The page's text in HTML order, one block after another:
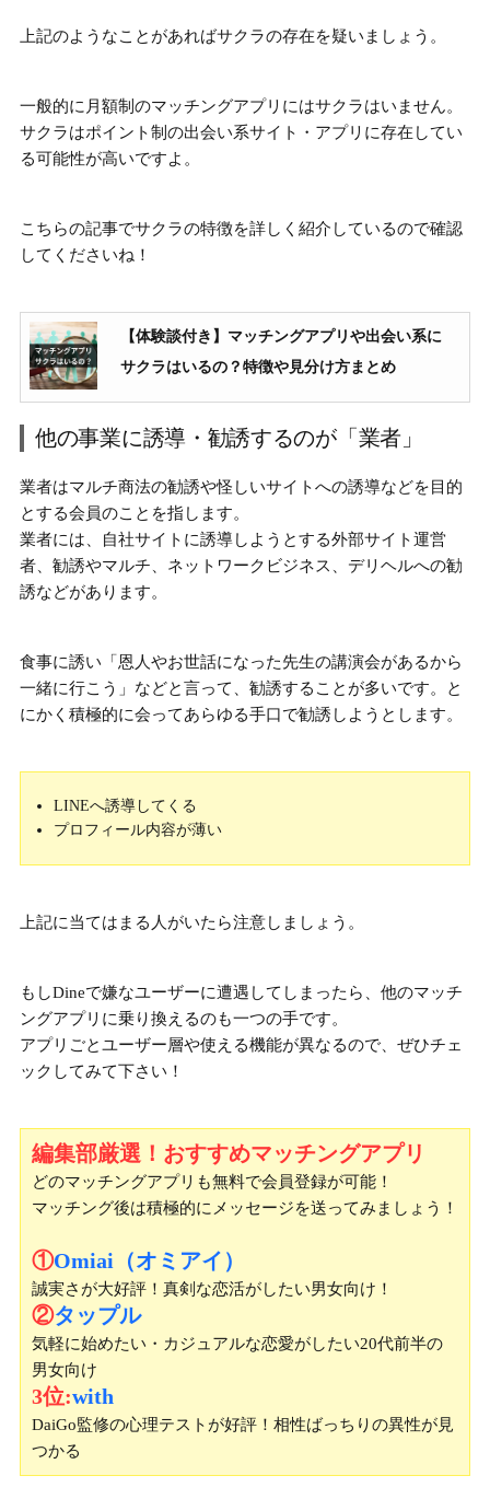
上記のようなことがあればサクラの存在を疑いましょう。
一般的に月額制のマッチングアプリにはサクラはいません。
サクラはポイント制の出会い系サイト・アプリに存在してい
る可能性が高いですよ。
こちらの記事でサクラの特徴を詳しく紹介しているので確認
してくださいね！
【体験談付き】マッチングアプリや出会い系に
サクラはいるの？特徴や見分け方まとめ
他の事業に誘導・勧誘するのが「業者」
業者はマルチ商法の勧誘や怪しいサイトへの誘導などを目的
とする会員のことを指します。
業者には、
自社サイトに誘導しようとする外部サイト運営
者、勧誘やマルチ、ネットワークビジネス、デリヘルへの勧
誘などがあります。
食事に誘い「恩人やお世話になった先生の講演会があるから
一緒に行こう」などと言って、勧誘することが多いです。と
にかく積極的に会ってあらゆる手口で勧誘しようとします。
LINEへ誘導してくる
プロフィール内容が薄い
上記に当てはまる人がいたら注意しましょう。
もしDineで嫌なユーザーに遭遇してしまったら、他のマッチ
ングアプリに乗り換えるのも一つの手です。
アプリごとユーザー層や使える機能が異なるので、ぜひチェ
ックしてみて下さい！
編集部厳選！おすすめマッチングアプリ
どのマッチングアプリも無料で会員登録が可能！
マッチング後は積極的にメッセージを送ってみましょう！
①Omiai（オミアイ）
誠実さが大好評！真剣な恋活がしたい男女向け！
②タップル
気軽に始めたい・カジュアルな恋愛がしたい20代前半の
男女向け
3位:with
DaiGo監修の心理テストが好評！相性ばっちりの異性が見
つかる